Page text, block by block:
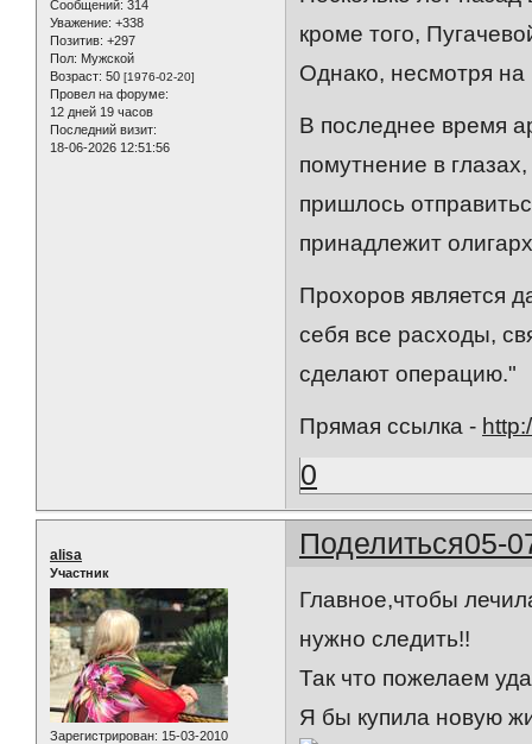
Сообщений: 314
Уважение: +338
Позитив: +297
Пол: Мужской
Возраст: 50 [1976-02-20]
Провел на форуме:
12 дней 19 часов
Последний визит:
18-06-2026 12:51:56
кроме того,
Однако, несмотря на
В последнее время
помутнение в
пришлось
принадлежит
Прохоров является
себя все расходы,
сделают операцию."
Прямая ссылка -
0
Поделиться05-
alisa
Участник
Зарегистрирован: 15-03-2010
Главное,чтобы
нужно следить!!
Так что пожелаем
Я бы купила новую